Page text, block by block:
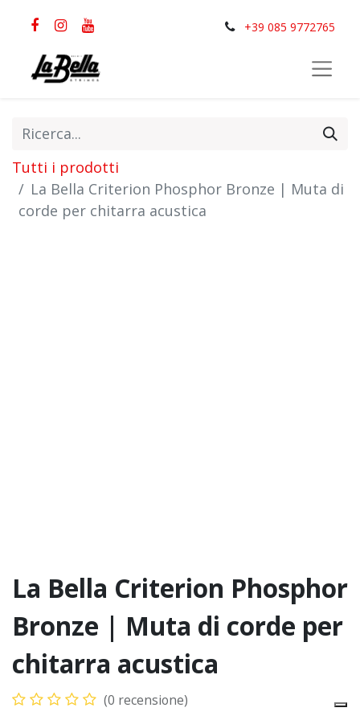
+39 085 9772765
Tutti i prodotti
La Bella Criterion Phosphor Bronze | Muta di
corde per chitarra acustica
La Bella Criterion Phosphor
Bronze | Muta di corde per
chitarra acustica
(0 recensione)